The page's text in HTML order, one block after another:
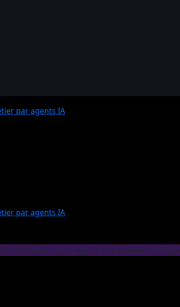
Restructuration par agents IA à Leuville-sur-Orge